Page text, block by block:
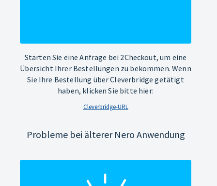
Starten Sie eine Anfrage bei 2Checkout, um eine
Übersicht Ihrer Bestellungen zu bekommen. Wenn
Sie Ihre Bestellung über Cleverbridge getätigt
haben, klicken Sie bitte hier:
Cleverbridge-URL
Probleme bei älterer Nero Anwendung